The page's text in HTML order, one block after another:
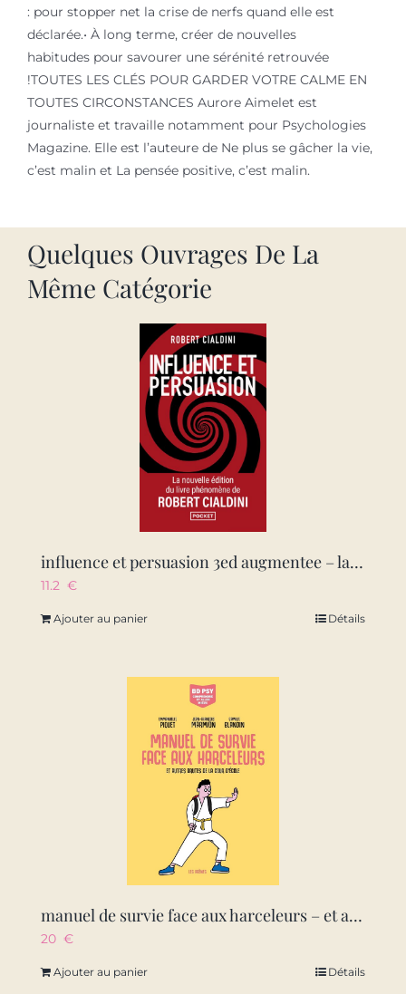
: pour stopper net la crise de nerfs quand elle est
déclarée.• À long terme, créer de nouvelles
habitudes pour savourer une sérénité retrouvée
!TOUTES LES CLÉS POUR GARDER VOTRE CALME EN
TOUTES CIRCONSTANCES Aurore Aimelet est
journaliste et travaille notamment pour Psychologies
Magazine. Elle est l’auteure de Ne plus se gâcher la vie,
c’est malin et La pensée positive, c’est malin.
Quelques Ouvrages De La
Même Catégorie
influence et persuasion 3ed augmentee – la psychologie de la persuasion
11.2 €
Ajouter au panier Détails
manuel de survie face aux harceleurs – et autres brutes de la cour d’ecole
20 €
Ajouter au panier Détails